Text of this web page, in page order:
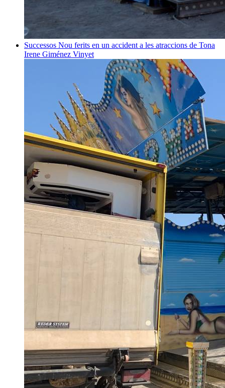
Successos Nou ferits en un accident a les atraccions de Tona
Irene Giménez Vinyet